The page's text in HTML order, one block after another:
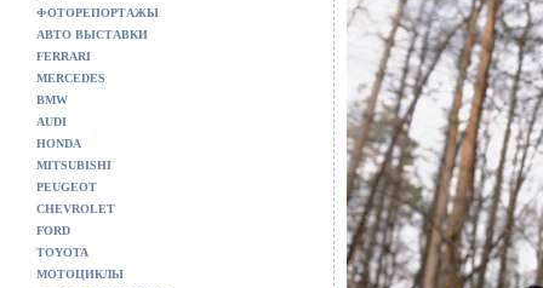
ФОТОРЕПОРТАЖЫ
АВТО ВЫСТАВКИ
FERRARI
MERCEDES
BMW
AUDI
HONDA
MITSUBISHI
PEUGEOT
CHEVROLET
FORD
TOYOTA
МОТОЦИКЛЫ